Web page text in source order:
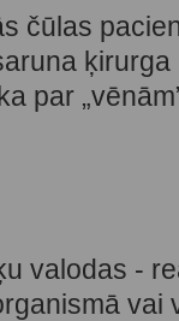
čūlas
par
valodas -
vai